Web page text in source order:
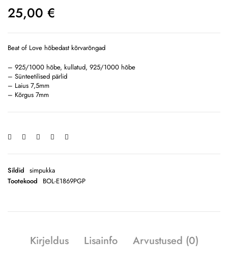
25,00 €
Beat of Love hõbedast kõrvarõngad
– 925/1000 hõbe, kullatud, 925/1000 hõbe
– Sünteetilised pärlid
– Laius 7,5mm
– Kõrgus 7mm
Sildid simpukka
Tootekood
BOL-E1869PGP
Kirjeldus Lisainfo Arvustused (0)